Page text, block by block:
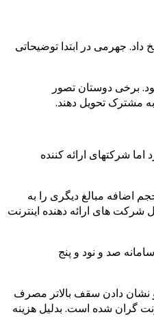
جهرمی در ابتدا توضیحاتی
برخی دوستان تصور
مشترک تحویل دهند.
شرکتهای ارائه کننده
اضافه مبالغ دیگری را به
های ارائه دهنده اینترنت
صد و نود و پنج
نشان دادن سقف بالاتر مصرف
گران شده است. بدلیل هزینه